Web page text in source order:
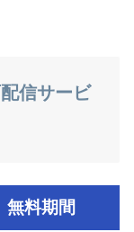
信サービ
無料期間